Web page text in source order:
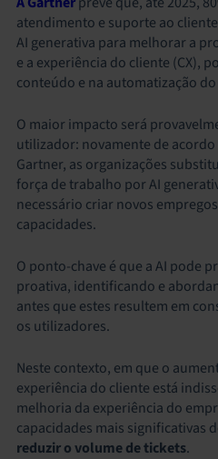
atendimento e suporte ao
AI generativa para melhorar a
e a experiência do cliente (CX),
conteúdo e na automatização
O maior impacto será
utilizador: novamente de acordo
Gartner, as organizações
força de trabalho por AI
necessário criar novos
capacidades.
O ponto-chave é que a AI pode
proativa, identificando e
antes que estes resultem em
os utilizadores.
Neste contexto, em que o
experiência do cliente está
melhoria da experiência do
capacidades mais significativas
reduzir o volume de tickets.